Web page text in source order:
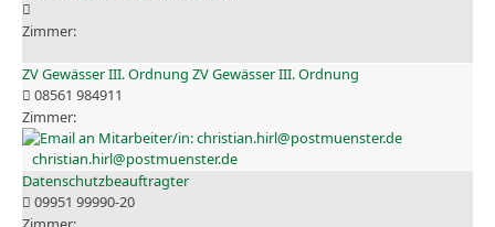
ZV Gewässer III. Ordnung ZV Gewässer III. Ordnung
08561 984911
christian.hirl@postmuenster.de
Datenschutzbeauftragter
09951 99990-20